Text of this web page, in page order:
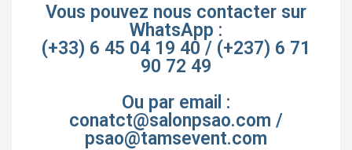
Vous pouvez nous contacter sur
WhatsApp :
(+33) 6 45 04 19 40 / (+237) 6 71
90 72 49
Ou par email :
conatct@salonpsao.com /
psao@tamsevent.com